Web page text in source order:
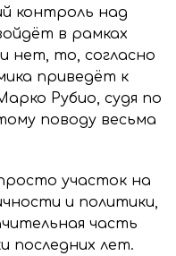
контроль над
в рамках
нет, то, согласно
приведёт к
Рубио, судя по
поводу весьма
участок на
и политики,
часть
последних лет.